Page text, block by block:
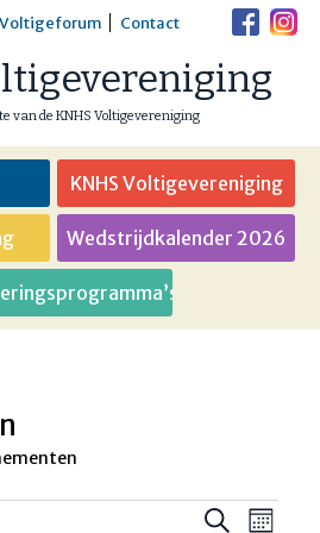
Voltigeforum Contact
van de KNHS Voltigevereniging
KNHS Voltigevereniging
Wedstrijdkalender 2026
Zoeken